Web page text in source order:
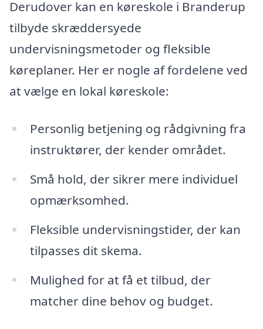
Derudover kan en køreskole i Branderup
tilbyde skræddersyede
undervisningsmetoder og fleksible
køreplaner. Her er nogle af fordelene ved
at vælge en lokal køreskole:
Personlig betjening og rådgivning fra
instruktører, der kender området.
Små hold, der sikrer mere individuel
opmærksomhed.
Fleksible undervisningstider, der kan
tilpasses dit skema.
Mulighed for at få et tilbud, der
matcher dine behov og budget.